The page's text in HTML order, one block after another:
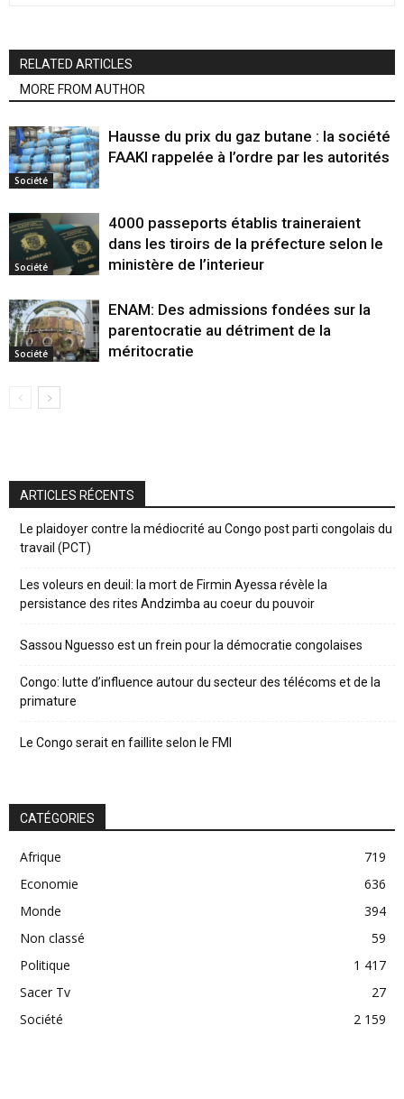
RELATED ARTICLES
MORE FROM AUTHOR
Société
Hausse du prix du gaz butane : la société
FAAKI rappelée à l’ordre par les autorités
Société
4000 passeports établis traineraient
dans les tiroirs de la préfecture selon le
ministère de l’interieur
Société
ENAM: Des admissions fondées sur la
parentocratie au détriment de la
méritocratie
ARTICLES RÉCENTS
Le plaidoyer contre la médiocrité au Congo post parti congolais du
travail (PCT)
Les voleurs en deuil: la mort de Firmin Ayessa révèle la
persistance des rites Andzimba au coeur du pouvoir
Sassou Nguesso est un frein pour la démocratie congolaises
Congo: lutte d’influence autour du secteur des télécoms et de la
primature
Le Congo serait en faillite selon le FMI
CATÉGORIES
Afrique
719
Economie
636
Monde
394
Non classé
59
Politique
1 417
Sacer Tv
27
Société
2 159